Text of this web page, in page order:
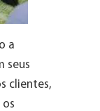
a
seus
clientes,